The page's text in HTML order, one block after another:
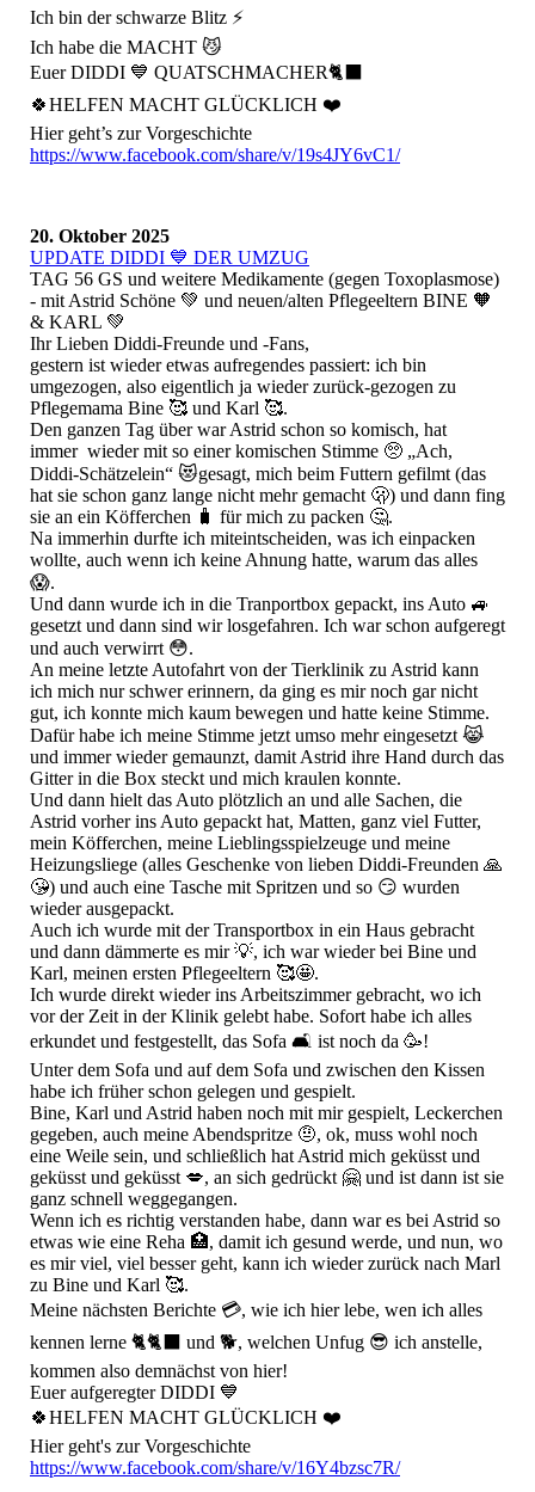
Ich bin der schwarze Blitz ⚡️
Ich habe die MACHT 😼
Euer DIDDI 💙 QUATSCHMACHER🐈‍⬛
🍀HELFEN MACHT GLÜCKLICH ❤️
Hier geht’s zur Vorgeschichte
https://www.facebook.com/share/v/19s4JY6vC1/
20. Oktober 2025
UPDATE DIDDI 💙 DER UMZUG
TAG 56 GS und weitere Medikamente (gegen Toxoplasmose)
- mit Astrid Schöne 💚 und neuen/alten Pflegeeltern BINE 🧡
& KARL 💚
Ihr Lieben Diddi-Freunde und -Fans,
gestern ist wieder etwas aufregendes passiert: ich bin
umgezogen, also eigentlich ja wieder zurück-gezogen zu
Pflegemama Bine 🥰 und Karl 🥰.
Den ganzen Tag über war Astrid schon so komisch, hat
immer wieder mit so einer komischen Stimme 🥺 „Ach,
Diddi-Schätzelein“ 😻gesagt, mich beim Futtern gefilmt (das
hat sie schon ganz lange nicht mehr gemacht 🫢) und dann fing
sie an ein Köfferchen 🧳 für mich zu packen 🤔.
Na immerhin durfte ich miteintscheiden, was ich einpacken
wollte, auch wenn ich keine Ahnung hatte, warum das alles
😱.
Und dann wurde ich in die Tranportbox gepackt, ins Auto 🚙
gesetzt und dann sind wir losgefahren. Ich war schon aufgeregt
und auch verwirrt 😳.
An meine letzte Autofahrt von der Tierklinik zu Astrid kann
ich mich nur schwer erinnern, da ging es mir noch gar nicht
gut, ich konnte mich kaum bewegen und hatte keine Stimme.
Dafür habe ich meine Stimme jetzt umso mehr eingesetzt 😹
und immer wieder gemaunzt, damit Astrid ihre Hand durch das
Gitter in die Box steckt und mich kraulen konnte.
Und dann hielt das Auto plötzlich an und alle Sachen, die
Astrid vorher ins Auto gepackt hat, Matten, ganz viel Futter,
mein Köfferchen, meine Lieblingsspielzeuge und meine
Heizungsliege (alles Geschenke von lieben Diddi-Freunden 🙏
😘) und auch eine Tasche mit Spritzen und so 😏 wurden
wieder ausgepackt.
Auch ich wurde mit der Transportbox in ein Haus gebracht
und dann dämmerte es mir 💡, ich war wieder bei Bine und
Karl, meinen ersten Pflegeeltern 🥰🤩.
Ich wurde direkt wieder ins Arbeitszimmer gebracht, wo ich
vor der Zeit in der Klinik gelebt habe. Sofort habe ich alles
erkundet und festgestellt, das Sofa 🛋️ ist noch da 🥳!
Unter dem Sofa und auf dem Sofa und zwischen den Kissen
habe ich früher schon gelegen und gespielt.
Bine, Karl und Astrid haben noch mit mir gespielt, Leckerchen
gegeben, auch meine Abendspritze 🤨, ok, muss wohl noch
eine Weile sein, und schließlich hat Astrid mich geküsst und
geküsst und geküsst 💋, an sich gedrückt 🤗 und ist dann ist sie
ganz schnell weggegangen.
Wenn ich es richtig verstanden habe, dann war es bei Astrid so
etwas wie eine Reha 🏥, damit ich gesund werde, und nun, wo
es mir viel, viel besser geht, kann ich wieder zurück nach Marl
zu Bine und Karl 🥰.
Meine nächsten Berichte 💳, wie ich hier lebe, wen ich alles
kennen lerne 🐈🐈‍⬛ und 🐕, welchen Unfug 😎 ich anstelle,
kommen also demnächst von hier!
Euer aufgeregter DIDDI 💙
🍀HELFEN MACHT GLÜCKLICH ❤️
Hier geht's zur Vorgeschichte
https://www.facebook.com/share/v/16Y4bzsc7R/